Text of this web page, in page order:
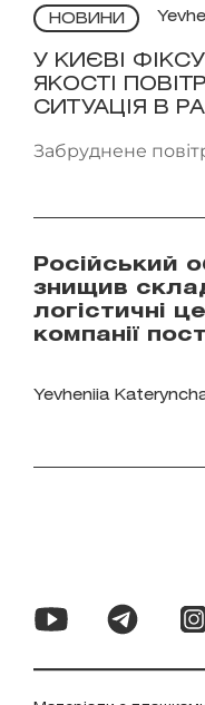
НОВИНИ
У КИЄВІ
ЯКОСТІ
СИТУАЦІЯ В
Забруднене
Російський
знищив
логістичні
компанії
Yevheniia